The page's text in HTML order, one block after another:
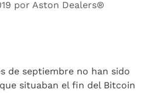
por Aston Dealers®
de septiembre no han sido
situaban el fin del Bitcoin